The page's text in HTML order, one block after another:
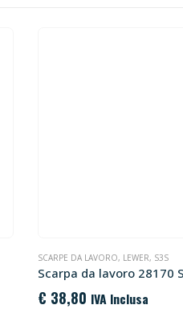
SCARPE DA LAVORO, LEWER, S3S
Scarpa da lavoro 28170
€ 38,80 IVA Inclusa